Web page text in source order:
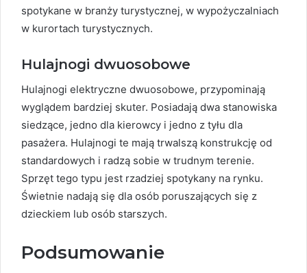
spotykane w branży turystycznej, w wypożyczalniach
w kurortach turystycznych.
Hulajnogi dwuosobowe
Hulajnogi elektryczne dwuosobowe, przypominają
wyglądem bardziej skuter. Posiadają dwa stanowiska
siedzące, jedno dla kierowcy i jedno z tyłu dla
pasażera. Hulajnogi te mają trwalszą konstrukcję od
standardowych i radzą sobie w trudnym terenie.
Sprzęt tego typu jest rzadziej spotykany na rynku.
Świetnie nadają się dla osób poruszających się z
dzieckiem lub osób starszych.
Podsumowanie